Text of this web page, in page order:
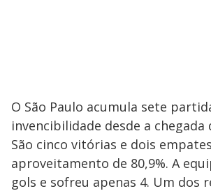
O São Paulo acumula sete
invencibilidade desde a chegada
São cinco vitórias e dois
aproveitamento de 80,9%. A
gols e sofreu apenas 4. Um dos